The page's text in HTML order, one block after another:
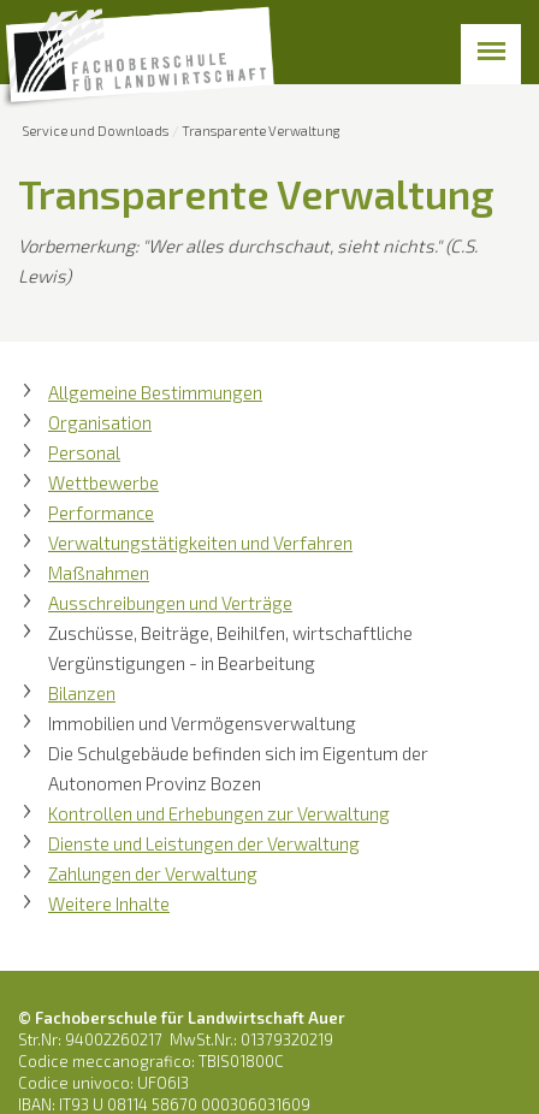
Service und Downloads Transparente Verwaltung
Transparente Verwaltung
Vorbemerkung: "Wer alles durchschaut, sieht nichts." (C.S.
Lewis)
Allgemeine Bestimmungen
Organisation
Personal
Wettbewerbe
Performance
Verwaltungstätigkeiten und Verfahren
Maßnahmen
Ausschreibungen und Verträge
Zuschüsse, Beiträge, Beihilfen, wirtschaftliche
Vergünstigungen - in Bearbeitung
Bilanzen
Immobilien und Vermögensverwaltung
Die Schulgebäude befinden sich im Eigentum der
Autonomen Provinz Bozen
Kontrollen und Erhebungen zur Verwaltung
Dienste und Leistungen der Verwaltung
Zahlungen der Verwaltung
Weitere Inhalte
© Fachoberschule für Landwirtschaft Auer
Str.Nr: 94002260217 MwSt.Nr.: 01379320219
Codice meccanografico: TBIS01800C
Codice univoco: UFO6I3
IBAN: IT93 U 08114 58670 000306031609